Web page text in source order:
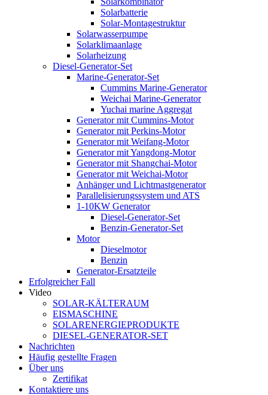
Solarbatterie
Solar-Montagestruktur
Solarwasserpumpe
Solarklimaanlage
Solarheizung
Diesel-Generator-Set
Marine-Generator-Set
Cummins Marine-Generator
Weichai Marine-Generator
Yuchai marine Aggregat
Generator mit Cummins-Motor
Generator mit Perkins-Motor
Generator mit Weifang-Motor
Generator mit Yangdong-Motor
Generator mit Shangchai-Motor
Generator mit Weichai-Motor
Anhänger und Lichtmastgenerator
Parallelisierungssystem und ATS
1-10KW Generator
Diesel-Generator-Set
Benzin-Generator-Set
Motor
Dieselmotor
Benzin
Generator-Ersatzteile
Erfolgreicher Fall
Video
SOLAR-KÄLTERAUM
EISMASCHINE
SOLARENERGIEPRODUKTE
DIESEL-GENERATOR-SET
Nachrichten
Häufig gestellte Fragen
Über uns
Zertifikat
Kontaktiere uns